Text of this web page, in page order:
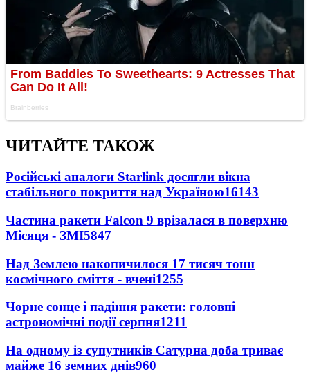
ЧИТАЙТЕ ТАКОЖ
Російські аналоги Starlink досягли вікна
стабільного покриття над Україною16143
Частина ракети Falcon 9 врізалася в поверхню
Місяця - ЗМІ5847
Над Землею накопичилося 17 тисяч тонн
космічного сміття - вчені1255
Чорне сонце і падіння ракети: головні
астрономічні події серпня1211
На одному із супутників Сатурна доба триває
майже 16 земних днів960